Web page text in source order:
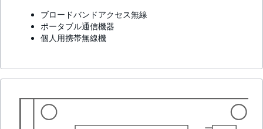
ブロードバンドアクセス無線
ポータブル通信機器
個人用携帯無線機